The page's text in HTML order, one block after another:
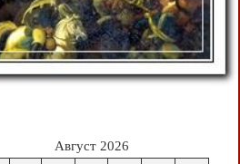
Август 2026